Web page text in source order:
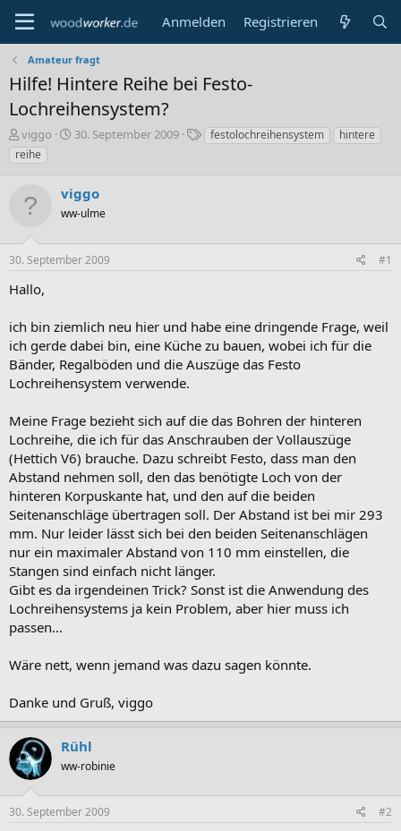
Anmelden Registrieren
Amateur fragt
Hilfe! Hintere Reihe bei Festo-
Lochreihensystem?
E
r
s
e
e
r
viggo
E
e
l
t
a
30. September 2009
S
o
festolochreihensystem
hintere
reihe
viggo
ww-ulme
30. September 2009 #1
Hallo,
ich bin ziemlich neu hier und habe eine dringende Frage, weil
ich gerde dabei bin, eine Küche zu bauen, wobei ich für die
Bänder, Regalböden und die Auszüge das Festo
Lochreihensystem verwende.
Meine Frage bezieht sich auf die das Bohren der hinteren
Lochreihe, die ich für das Anschrauben der Vollauszüge
(Hettich V6) brauche. Dazu schreibt Festo, dass man den
Abstand nehmen soll, den das benötigte Loch von der
hinteren Korpuskante hat, und den auf die beiden
Seitenanschläge übertragen soll. Der Abstand ist bei mir 293
mm. Nur leider lässt sich bei den beiden Seitenanschlägen
nur ein maximaler Abstand von 110 mm einstellen, die
Stangen sind einfach nicht länger.
Gibt es da irgendeinen Trick? Sonst ist die Anwendung des
Lochreihensystems ja kein Problem, aber hier muss ich
passen...
Wäre nett, wenn jemand was dazu sagen könnte.
Danke und Gruß, viggo
Rühl
ww-robinie
30. September 2009 #2